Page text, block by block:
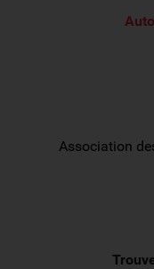
Association